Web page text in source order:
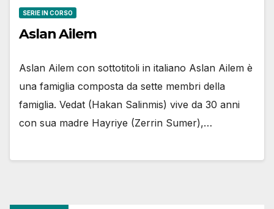
SERIE IN CORSO
Aslan Ailem
Aslan Ailem con sottotitoli in italiano Aslan Ailem è
una famiglia composta da sette membri della
famiglia. Vedat (Hakan Salinmis) vive da 30 anni
con sua madre Hayriye (Zerrin Sumer),…